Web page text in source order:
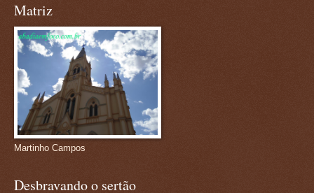
Matriz
Martinho Campos
Desbravando o sertão